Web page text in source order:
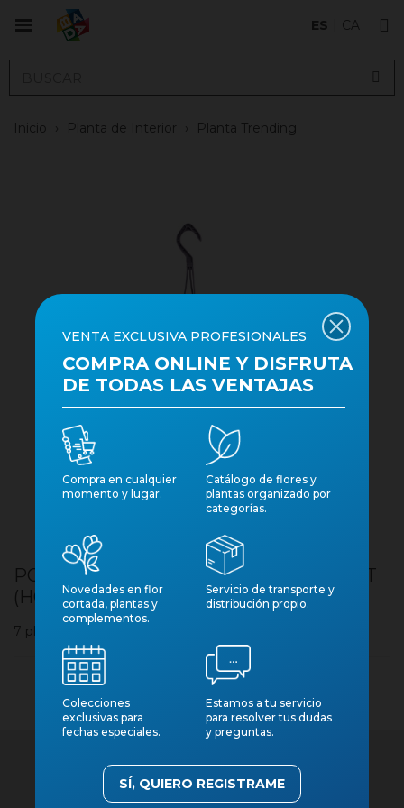
ES CA
Inicio Planta de Interior Planta Trending
POTHOS M15 PENJAR MARBLE PLANET
(HO)
7 plantas por caja
VENTA EXCLUSIVA PROFESIONALES
COMPRA ONLINE Y DISFRUTA
DE TODAS LAS VENTAJAS
Compra en cualquier
momento y lugar.
Catálogo de flores y
plantas organizado por
categorías.
Novedades en flor
cortada, plantas y
complementos.
Servicio de transporte y
distribución propio.
Colecciones
exclusivas para
fechas especiales.
Estamos a tu servicio
para resolver tus dudas
y preguntas.
SÍ, QUIERO REGISTRAME